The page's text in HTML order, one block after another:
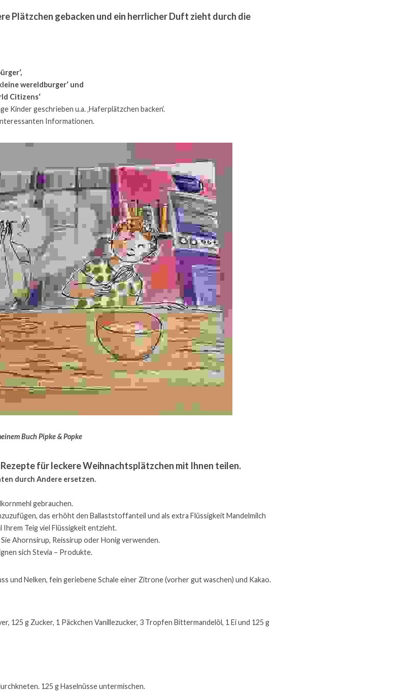
Plätzchen gebacken und ein herrlicher Duft zieht durch die
wereldburger‘ und
Citizens‘
Kinder geschrieben u.a. ‚Haferplätzchen backen‘.
Informationen.
Buch Pipke & Popke
für leckere Weihnachtsplätzchen mit Ihnen teilen.
durch Andere ersetzen.
gebrauchen.
das erhöht den Ballaststoffanteil und als extra Flüssigkeit Mandelmilch
Ihrem Teig viel Flüssigkeit entzieht.
Ahornsirup, Reissirup oder Honig verwenden.
sich Stevia – Produkte.
und Nelken, fein geriebene Schale einer Zitrone (vorher gut waschen) und Kakao.
125 g Zucker, 1 Päckchen Vanillezucker, 3 Tropfen Bittermandelöl, 1 Ei und 125 g
125 g Haselnüsse untermischen.